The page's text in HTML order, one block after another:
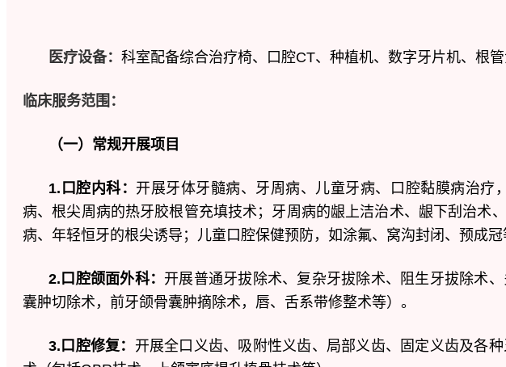
医疗设备： 科室配备综合治疗椅、口腔CT、种植机、数字牙片机、根
临床服务范围：
（一）常规开展项目
1. 口腔内科： 开展牙体牙髓病、牙周病、儿童牙病、 口腔黏膜病治疗
病、根尖周病的热牙胶根管充填技术；牙周病的龈上洁治术、龈下刮治术
病、年轻恒牙的根尖诱导；儿童口腔保健预防，如涂氟、窝沟封闭、预成冠
2. 口腔颌面外科： 开展普通牙拔除术、复杂牙拔除术、阻生牙拔除术
囊肿切除术，前牙颌骨囊肿摘除术，唇、舌系带修整术等）。
3. 口腔修复： 开展全口义齿、吸附性义齿、局部义齿、固定义齿及各